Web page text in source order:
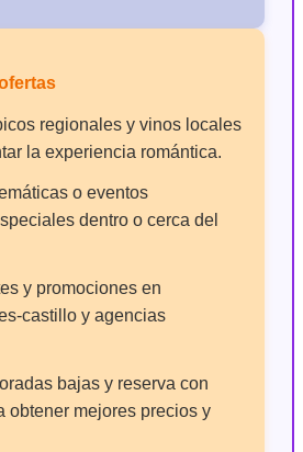
regionales y vinos locales
la experiencia romántica.
o eventos
dentro o cerca del
y promociones en
castillo y agencias
bajas y reserva con
obtener mejores precios y